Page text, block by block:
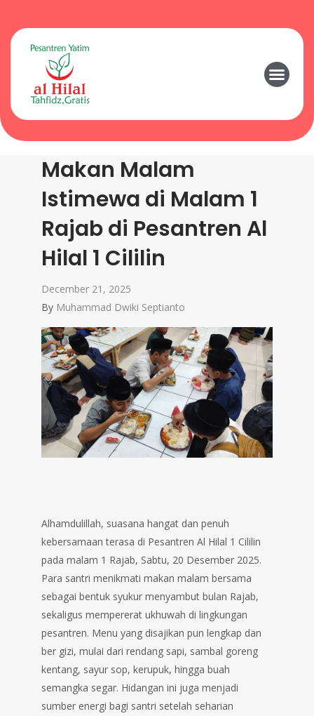
Makan Malam
Istimewa di Malam 1
Rajab di Pesantren Al
Hilal 1 Cililin
December 21, 2025
By Muhammad Dwiki Septianto
Alhamdulillah, suasana hangat dan penuh
kebersamaan terasa di Pesantren Al Hilal 1 Cililin
pada malam 1 Rajab, Sabtu, 20 Desember 2025.
Para santri menikmati makan malam bersama
sebagai bentuk syukur menyambut bulan Rajab,
sekaligus mempererat ukhuwah di lingkungan
pesantren. Menu yang disajikan pun lengkap dan
ber gizi, mulai dari rendang sapi, sambal goreng
kentang, sayur sop, kerupuk, hingga buah
semangka segar. Hidangan ini juga menjadi
sumber energi bagi santri setelah seharian